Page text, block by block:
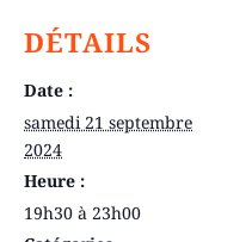
DÉTAILS
Date :
samedi 21 septembre
2024
Heure :
19h30 à 23h00